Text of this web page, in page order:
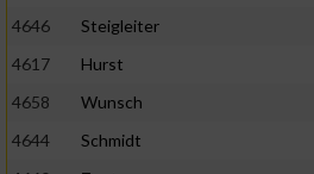
4646
Steigleiter
4617
Hurst
4658
Wunsch
4644
Schmidt